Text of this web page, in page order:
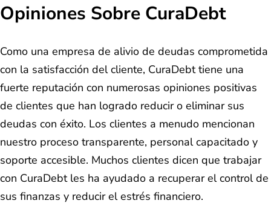
Opiniones Sobre CuraDebt
Como una empresa de alivio de deudas comprometida
con la satisfacción del cliente, CuraDebt tiene una
fuerte reputación con numerosas opiniones positivas
de clientes que han logrado reducir o eliminar sus
deudas con éxito. Los clientes a menudo mencionan
nuestro proceso transparente, personal capacitado y
soporte accesible. Muchos clientes dicen que trabajar
con CuraDebt les ha ayudado a recuperar el control de
sus finanzas y reducir el estrés financiero.